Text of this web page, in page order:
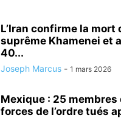
L’Iran confirme la mort
suprême Khamenei et
40...
Joseph Marcus - 1 mars 2026
Mexique : 25 membres
forces de l’ordre tués